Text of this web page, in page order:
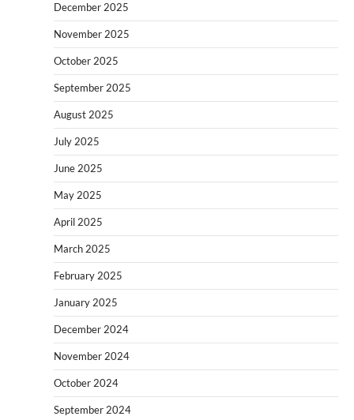
December 2025
November 2025
October 2025
September 2025
August 2025
July 2025
June 2025
May 2025
April 2025
March 2025
February 2025
January 2025
December 2024
November 2024
October 2024
September 2024